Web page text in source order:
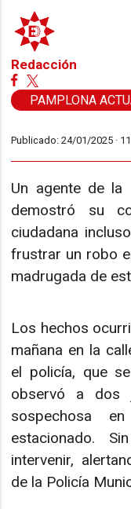
Redacción
PAMPLONA
Publicado: 24/01/2025 ·
Un agente de la
demostró su
ciudadana
frustrar un robo
madrugada de
Los hechos
mañana en la
el policía, que
observó a dos
sospechosa
estacionado.
intervenir,
de la Policía